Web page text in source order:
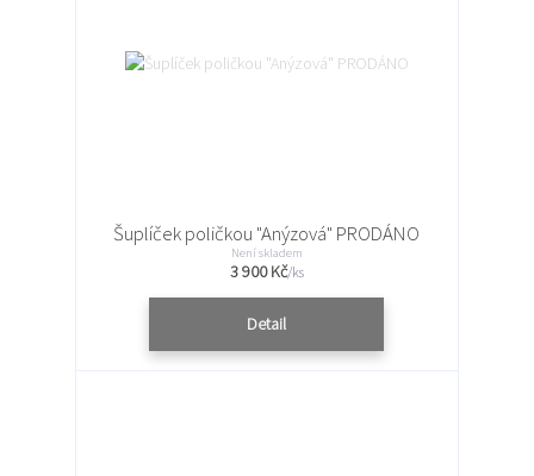
Šuplíček poličkou "Anýzová" PRODÁNO
3 900 Kč/ks
Není skladem
Detail